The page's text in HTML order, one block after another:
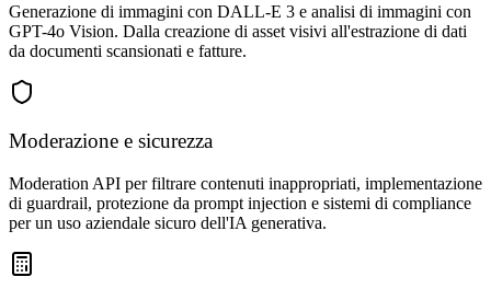
Generazione di immagini con DALL-E 3 e analisi di immagini con
GPT-4o Vision. Dalla creazione di asset visivi all'estrazione di dati
da documenti scansionati e fatture.
Moderazione e sicurezza
Moderation API per filtrare contenuti inappropriati, implementazione
di guardrail, protezione da prompt injection e sistemi di compliance
per un uso aziendale sicuro dell'IA generativa.